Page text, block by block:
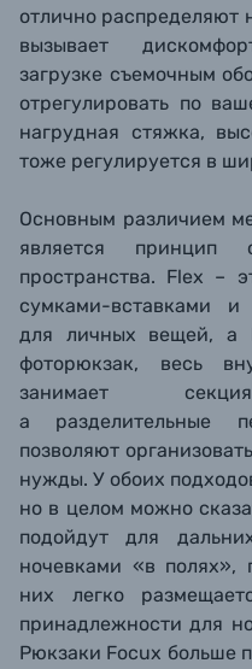
отлично распределяют
вызывает
загрузке съемочным
отрегулировать по
нагрудная стяжка,
тоже регулируется в
Основным различием
является принцип
пространства. Flex –
сумками-вставками и
для личных вещей, а
фоторюкзак, весь
занимает
а разделительные
позволяют
нужды. У обоих
но в целом можно
подойдут для
ночевками «в полях»,
них легко
принадлежности для
Рюкзаки Focux больше